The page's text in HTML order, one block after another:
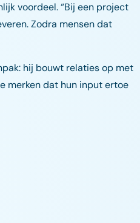
voordeel. “Bij een project
Zodra mensen dat
hij bouwt relaties op met
merken dat hun input ertoe